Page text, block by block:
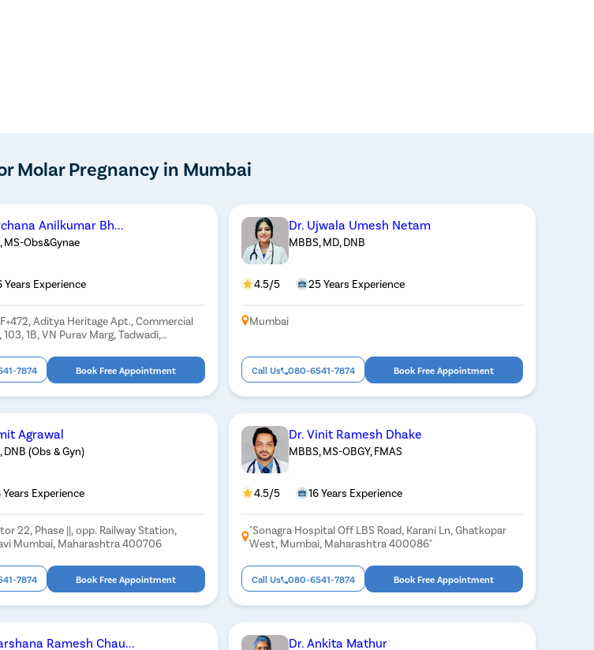
Molar Pregnancy in Mumbai
Anilkumar Bh...
MS-Obs&Gynae
Years Experience
Aditya Heritage Apt., Commercial
103, 1B, VN Purav Marg, Tadwadi,
7874 Book Free Appointment
Dr. Ujwala Umesh Netam
MBBS, MD, DNB
4.5/5 25 Years Experience
Mumbai
Call Us 080-6541-7874 Book Free Appointment
Agrawal
DNB (Obs & Gyn)
Years Experience
22, Phase ||, opp. Railway Station,
Mumbai, Maharashtra 400706
7874 Book Free Appointment
Dr. Vinit Ramesh Dhake
MBBS, MS-OBGY, FMAS
4.5/5 16 Years Experience
"Sonagra Hospital Off LBS Road, Karani Ln, Ghatkopar
West, Mumbai, Maharashtra 400086"
Call Us 080-6541-7874 Book Free Appointment
Ramesh Chau... Dr. Ankita Mathur